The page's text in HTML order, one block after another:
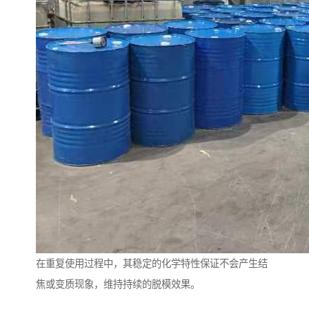
在重复使用过程中，其稳定的化学特性保证不会产生结
焦或变质现象，维持持续的脱模效果。